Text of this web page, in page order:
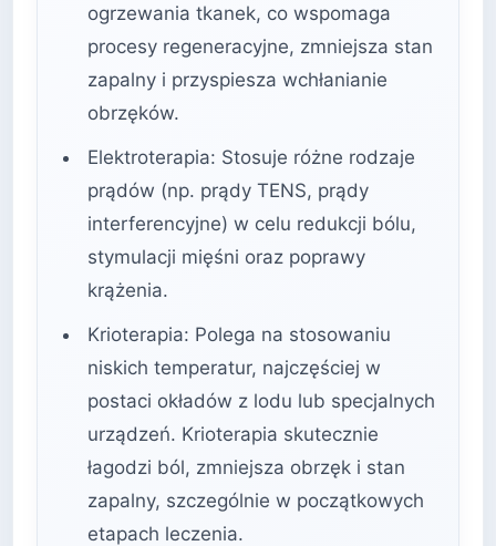
ogrzewania tkanek, co wspomaga
procesy regeneracyjne, zmniejsza stan
zapalny i przyspiesza wchłanianie
obrzęków.
Elektroterapia: Stosuje różne rodzaje
prądów (np. prądy TENS, prądy
interferencyjne) w celu redukcji bólu,
stymulacji mięśni oraz poprawy
krążenia.
Krioterapia: Polega na stosowaniu
niskich temperatur, najczęściej w
postaci okładów z lodu lub specjalnych
urządzeń. Krioterapia skutecznie
łagodzi ból, zmniejsza obrzęk i stan
zapalny, szczególnie w początkowych
etapach leczenia.